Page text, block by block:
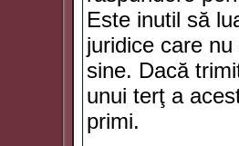
Este inutil să
juridice care
sine. Dacă
unui terţ a
primi.